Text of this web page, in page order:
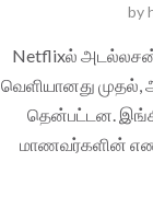
by
Netflixல்
வெளியானது முதல்,
தென்பட்டன.
மாணவர்களின்